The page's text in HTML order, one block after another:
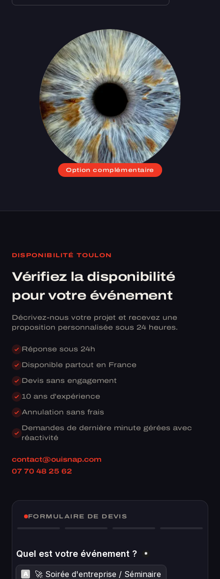
Option complémentaire
DISPONIBILITÉ TOULON
Vérifiez la disponibilité
pour votre événement
Décrivez-nous votre projet et recevez une
proposition personnalisée sous 24 heures.
Réponse sous 24h
Disponible partout en France
Devis sans engagement
10 ans d'expérience
Annulation sans frais
Demandes de dernière minute gérées avec
réactivité
contact@ouisnap.com
07 70 48 25 62
FORMULAIRE DE DEVIS